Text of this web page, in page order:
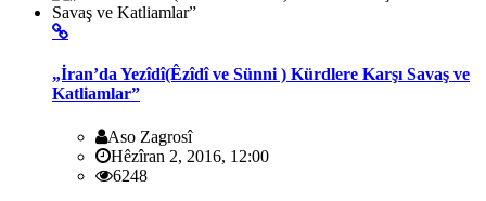
„İran’da Yezîdî(Êzîdî ve Sünni ) Kürdlere Karşı Savaş ve
Katliamlar”
Aso Zagrosî
Hêzîran 2, 2016, 12:00
6248